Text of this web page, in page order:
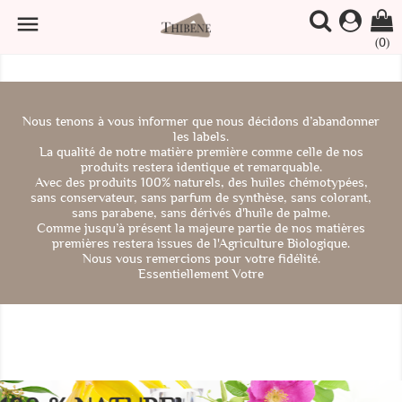

(0)
Nous tenons à vous informer que nous décidons d’abandonner
les labels.
La qualité de notre matière première comme celle de nos
produits restera identique et remarquable.
Avec des produits 100% naturels, des huiles chémotypées,
sans conservateur, sans parfum de synthèse, sans colorant,
sans parabene, sans dérivés d'huile de palme.
Comme jusqu’à présent la majeure partie de nos matières
premières restera issues de l'Agriculture Biologique.
Nous vous remercions pour votre fidélité.
Essentiellement Votre
Previous